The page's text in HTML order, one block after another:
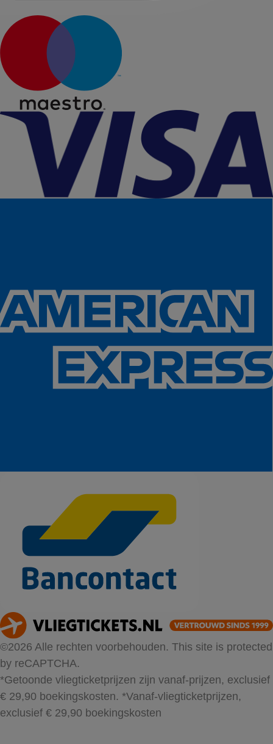
©2026 Alle rechten voorbehouden. This site is protected
by reCAPTCHA.
*Getoonde vliegticketprijzen zijn vanaf-prijzen, exclusief
€ 29,90 boekingskosten. *Vanaf-vliegticketprijzen,
exclusief € 29,90 boekingskosten